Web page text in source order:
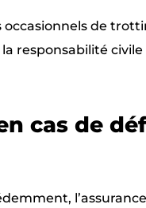
de
responsabilité
cas de